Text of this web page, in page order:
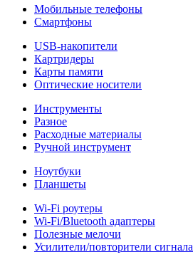
Мобильные телефоны
Смартфоны
USB-накопители
Картридеры
Карты памяти
Оптические носители
Инструменты
Разное
Расходные материалы
Ручной инструмент
Ноутбуки
Планшеты
Wi-Fi роутеры
Wi-Fi/Bluetooth адаптеры
Полезные мелочи
Усилители/повторители сигнала